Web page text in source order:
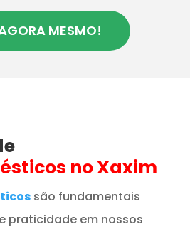
MESMO!
no Xaxim
são fundamentais
praticidade em nossos